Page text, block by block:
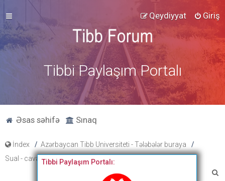
Giriş
Qeydiyyat
Tibbi Paylaşım Portalı
Əsas səhifə Sınaq
İndex
Azərbaycan Tibb Universiteti - Tələbələr buraya
Sual - cavab və müzakirə formu - Tələbələrə özəl
Tibbi Paylaşım Portalı: